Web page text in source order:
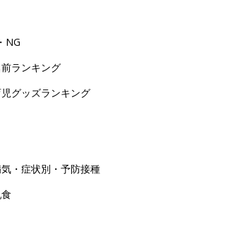
NG
ランキング
グッズランキング
・症状別・予防接種